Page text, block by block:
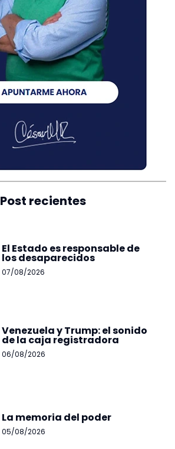
Post recientes
El Estado es responsable de
los desaparecidos
07/08/2026
Venezuela y Trump: el sonido
de la caja registradora
06/08/2026
La memoria del poder
05/08/2026